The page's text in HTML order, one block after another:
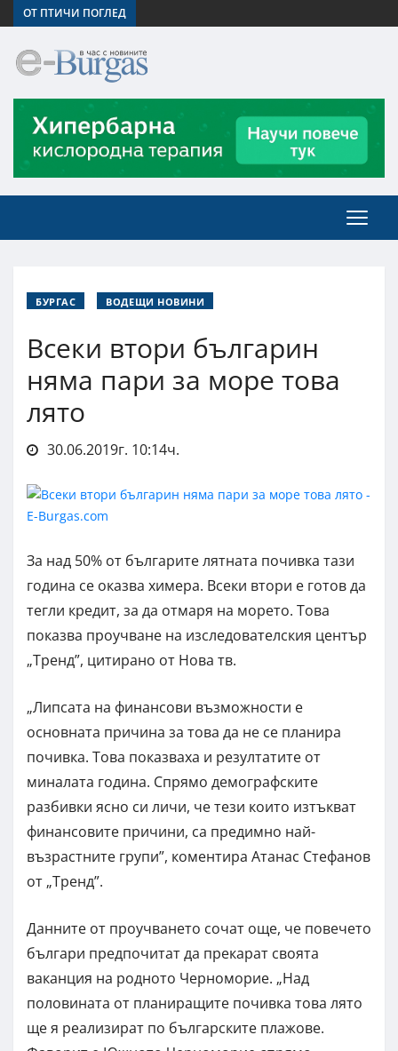
ОТ ПТИЧИ ПОГЛЕД
БУРГАС ВОДЕЩИ НОВИНИ
Всеки втори българин
няма пари за море това
лято
30.06.2019г. 10:14ч.
За над 50% от българите лятната почивка тази
година се оказва химера. Всеки втори е готов да
тегли кредит, за да отмаря на морето. Това
показва проучване на изследователския център
„Тренд”, цитирано от Нова тв.
„Липсата на финансови възможности е
основната причина за това да не се планира
почивка. Това показваха и резултатите от
миналата година. Спрямо демографските
разбивки ясно си личи, че тези които изтъкват
финансовите причини, са предимно най-
възрастните групи”, коментира Атанас Стефанов
от „Тренд”.
Данните от проучването сочат още, че повечето
българи предпочитат да прекарат своята
ваканция на родното Черноморие. „Над
половината от планиращите почивка това лято
ще я реализират по българските плажове.